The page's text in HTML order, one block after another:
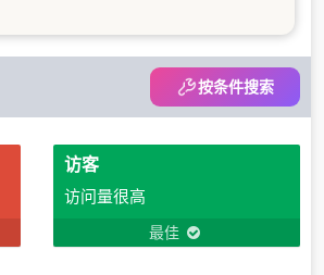
按条件搜索
访客
访问量很高
最佳